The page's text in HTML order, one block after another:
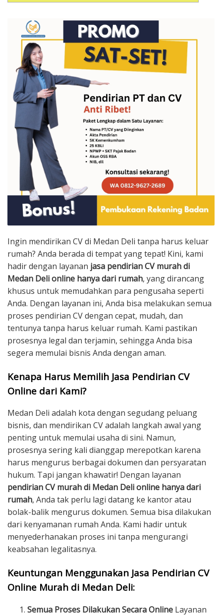
Ingin mendirikan CV di Medan Deli tanpa harus keluar
rumah? Anda berada di tempat yang tepat! Kini, kami
hadir dengan layanan jasa pendirian CV murah di
Medan Deli online hanya dari rumah, yang dirancang
khusus untuk memudahkan para pengusaha seperti
Anda. Dengan layanan ini, Anda bisa melakukan semua
proses pendirian CV dengan cepat, mudah, dan
tentunya tanpa harus keluar rumah. Kami pastikan
prosesnya legal dan terjamin, sehingga Anda bisa
segera memulai bisnis Anda dengan aman.
Kenapa Harus Memilih Jasa Pendirian CV
Online dari Kami?
Medan Deli adalah kota dengan segudang peluang
bisnis, dan mendirikan CV adalah langkah awal yang
penting untuk memulai usaha di sini. Namun,
prosesnya sering kali dianggap merepotkan karena
harus mengurus berbagai dokumen dan persyaratan
hukum. Tapi jangan khawatir! Dengan layanan
pendirian CV murah di Medan Deli online hanya dari
rumah, Anda tak perlu lagi datang ke kantor atau
bolak-balik mengurus dokumen. Semua bisa dilakukan
dari kenyamanan rumah Anda. Kami hadir untuk
menyederhanakan proses ini tanpa mengurangi
keabsahan legalitasnya.
Keuntungan Menggunakan Jasa Pendirian CV
Online Murah di Medan Deli:
Semua Proses Dilakukan Secara Online Layanan